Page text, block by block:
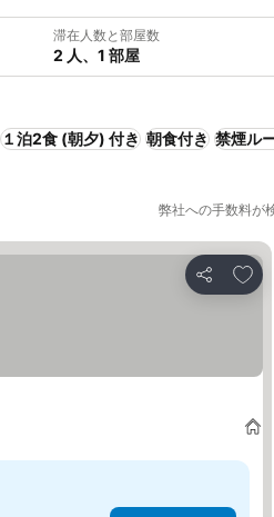
滞在人数と部屋数
2 人、1 部屋
１泊2食 (朝夕) 付き 朝食付き 禁煙ル
弊社への手数料が
シェア
お気